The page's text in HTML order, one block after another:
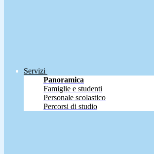
Servizi
Panoramica
Famiglie e studenti
Personale scolastico
Percorsi di studio